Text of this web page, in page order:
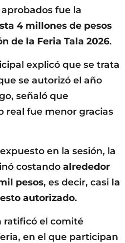
fue la
4 millones de pesos
de la Feria Tala 2026.
explicó que se trata
se autorizó el año
señaló que
real fue menor gracias
en la sesión, la
costando alrededor
pesos, es decir, casi la
autorizado.
ratificó el comité
en el que participan